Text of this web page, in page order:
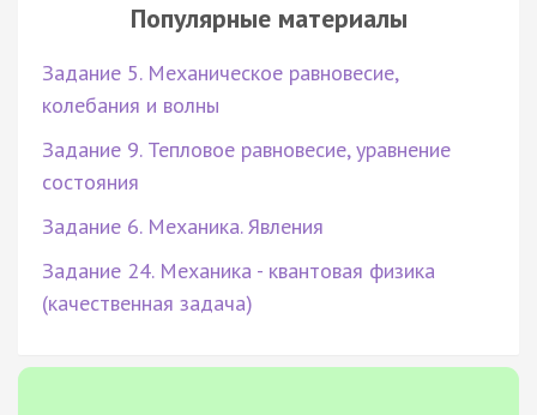
Популярные материалы
Задание 5. Механическое равновесие,
колебания и волны
Задание 9. Тепловое равновесие, уравнение
состояния
Задание 6. Механика. Явления
Задание 24. Механика - квантовая физика
(качественная задача)